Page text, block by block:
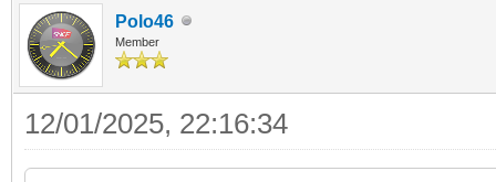
Polo46
Member
12/01/2025, 22:16:34